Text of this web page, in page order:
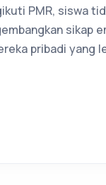
PMR, siswa
sikap
pribadi yang